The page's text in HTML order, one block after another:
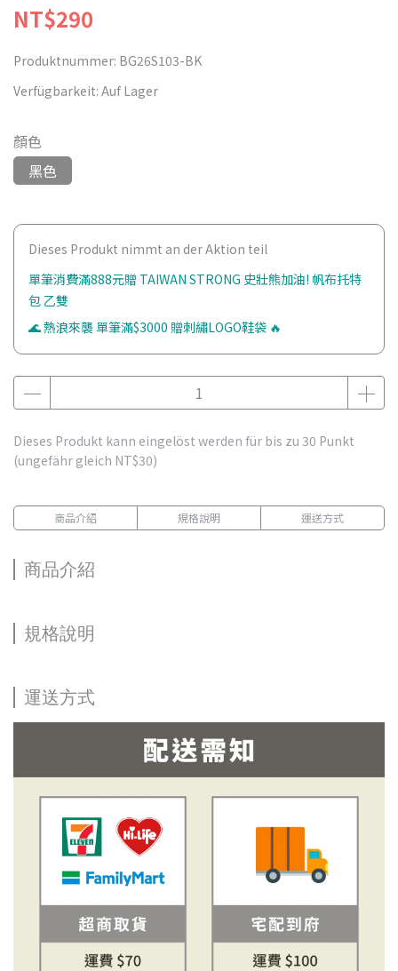
NT$290
Produktnummer: BG26S103-BK
Verfügbarkeit: Auf Lager
顏色
黑色
Dieses Produkt nimmt an der Aktion teil
單筆消費滿888元贈 TAIWAN STRONG 史壯熊加油! 帆布托特
包 乙雙
🌊 熱浪來襲 單筆滿$3000 贈刺繡LOGO鞋袋 🔥
Dieses Produkt kann eingelöst werden für bis zu 30 Punkt
(ungefähr gleich NT$30)
商品介紹 規格說明 運送方式
商品介紹
規格說明
運送方式